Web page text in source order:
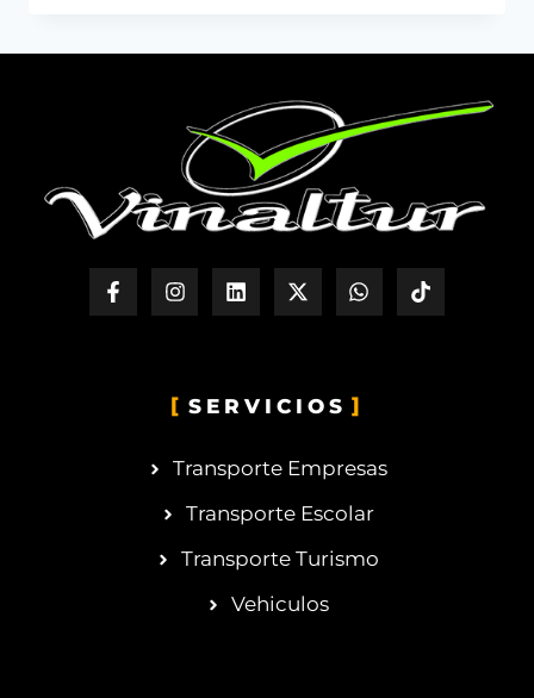
SERVICIOS
Transporte Empresas
Transporte Escolar
Transporte Turismo
Vehiculos